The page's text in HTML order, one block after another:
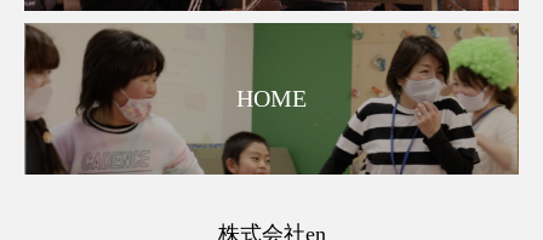
HOME
株式会社en